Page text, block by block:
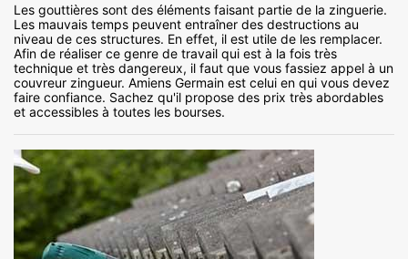
Les gouttières sont des éléments faisant partie de la zinguerie.
Les mauvais temps peuvent entraîner des destructions au
niveau de ces structures. En effet, il est utile de les remplacer.
Afin de réaliser ce genre de travail qui est à la fois très
technique et très dangereux, il faut que vous fassiez appel à un
couvreur zingueur. Amiens Germain est celui en qui vous devez
faire confiance. Sachez qu'il propose des prix très abordables
et accessibles à toutes les bourses.